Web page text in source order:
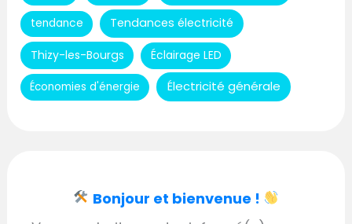
tendance Tendances électricité
Thizy-les-Bourgs Éclairage LED
Économies d'énergie Électricité générale
Bonjour et bienvenue !